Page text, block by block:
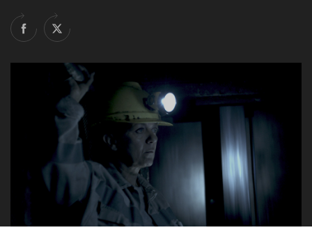
ABOUT
Chi siamo
Rete regionale
Bilancio sociale
Amministrazione
trasparente
Bandi e gare
Sostenibilità ambientale
Avenue Cove - Erasmus +
Guarda che storia!
La Grazia - Immagini e
location della Torino di Paolo
Sorrentino
Open Day
Ciak in TOur!
FESTIVAL, MARKETS,
AWARDS